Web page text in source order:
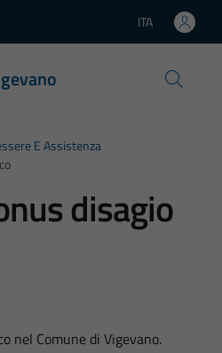
Lingua attiva:
ITA
E Assistenza
disagio
nel Comune di Vigevano.